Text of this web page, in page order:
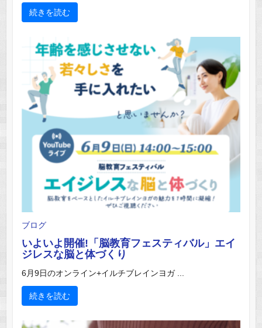
続きを読む
ブログ
いよいよ開催!「脳教育フェスティバル」エイ
ジレスな脳と体づくり
6月9日のオンライン+イルチブレインヨガ ...
続きを読む